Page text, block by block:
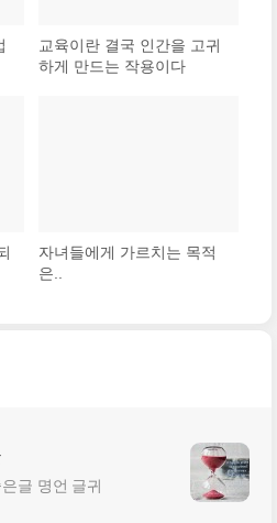
교육이란 결국 인간을 고귀
하게 만드는 작용이다
자녀들에게 가르치는 목적
은..
글 명언 글귀